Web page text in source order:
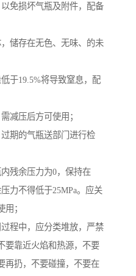
免损坏气瓶及附件，配备
储存在无色、无味、的未
于19.5%将导致窒息，配
减压后方可使用；
期的气瓶送部门进行检
残余压力为0，保持在
力不得低于25MPa。应关
；
程中，应分类堆放，严禁
要靠近火焰和热源，不要
再扔，不要碰撞，不要在